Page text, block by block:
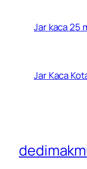
Jar kaca 25
Jar Kaca